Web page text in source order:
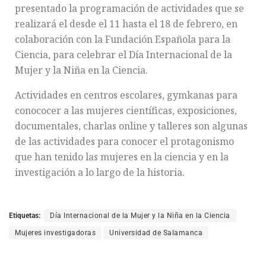
presentado la programación de actividades que se
realizará el desde el 11 hasta el 18 de febrero, en
colaboración con la Fundación Española para la
Ciencia, para celebrar el Día Internacional de la
Mujer y la Niña en la Ciencia.
Actividades en centros escolares, gymkanas para
conococer a las mujeres científicas, exposiciones,
documentales, charlas online y talleres son algunas
de las actividades para conocer el protagonismo
que han tenido las mujeres en la ciencia y en la
investigación a lo largo de la historia.
Etiquetas: Día Internacional de la Mujer y la Niña en la Ciencia
Mujeres investigadoras Universidad de Salamanca